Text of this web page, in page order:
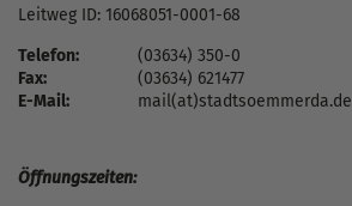
Leitweg ID: 16068051-0001-68
Telefon:
(03634) 350-0
Fax:
(03634) 621477
E-Mail:
mail(at)stadtsoemmerda.de
Öffnungszeiten: